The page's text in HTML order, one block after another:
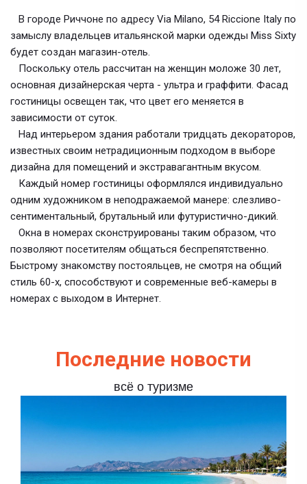
В городе Риччоне по адресу Via Milano, 54 Riccione Italy по
замыслу владельцев итальянской марки одежды Miss Sixty
будет создан магазин-отель.
Поскольку отель рассчитан на женщин моложе 30 лет,
основная дизайнерская черта - ультра и граффити. Фасад
гостиницы освещен так, что цвет его меняется в
зависимости от суток.
Над интерьером здания работали тридцать декораторов,
известных своим нетрадиционным подходом в выборе
дизайна для помещений и экстравагантным вкусом.
Каждый номер гостиницы оформлялся индивидуально
одним художником в неподражаемой манере: слезливо-
сентиментальный, брутальный или футуристично-дикий.
Окна в номерах сконструированы таким образом, что
позволяют посетителям общаться беспрепятственно.
Быстрому знакомству постояльцев, не смотря на общий
стиль 60-х, способствуют и современные веб-камеры в
номерах с выходом в Интернет.
Последние новости
всё о туризме